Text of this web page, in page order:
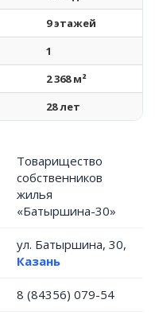
9 этажей
1
2 368 м²
28 лет
Товарищество
собственников
жилья
«Батыршина-30»
ул. Батыршина, 30,
Казань
8 (84356) 079-54